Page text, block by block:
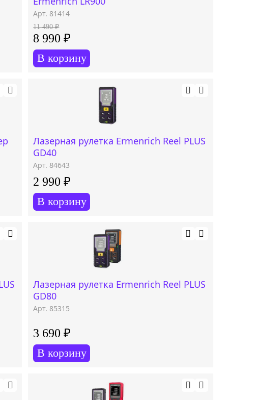
Арт. 81414
8 990 ₽
11 490 ₽
В корзину
Лазерная рулетка Ermenrich Reel PLUS
GD40
Арт. 84643
2 990 ₽
В корзину
Лазерная рулетка Ermenrich Reel PLUS
GD80
Арт. 85315
3 690 ₽
В корзину